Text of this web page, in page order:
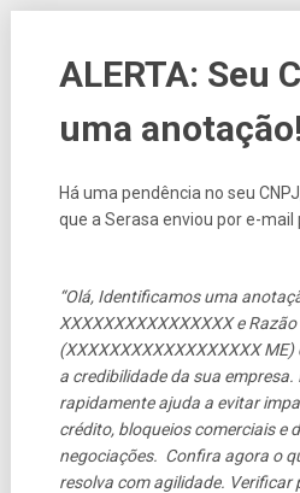
ALERTA: Seu
uma
Há uma pendência no seu
que a Serasa enviou por e-mail
“Olá, Identificamos uma
XXXXXXXXXXXXXXXX e
(XXXXXXXXXXXXXXXXXX
a credibilidade da sua empresa.
rapidamente ajuda a evitar
crédito, bloqueios comerciais e
negociações. Confira agora o
resolva com agilidade. Verificar